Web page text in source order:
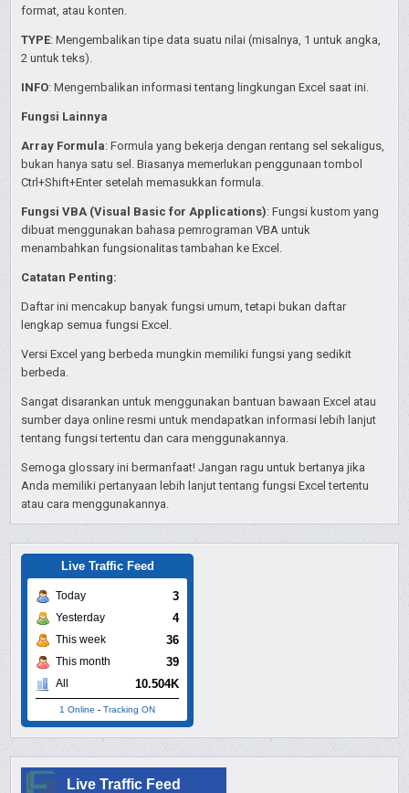
format, atau konten.
TYPE: Mengembalikan tipe data suatu nilai (misalnya, 1 untuk angka,
2 untuk teks).
INFO: Mengembalikan informasi tentang lingkungan Excel saat ini.
Fungsi Lainnya
Array Formula: Formula yang bekerja dengan rentang sel sekaligus,
bukan hanya satu sel. Biasanya memerlukan penggunaan tombol
Ctrl+Shift+Enter setelah memasukkan formula.
Fungsi VBA (Visual Basic for Applications): Fungsi kustom yang
dibuat menggunakan bahasa pemrograman VBA untuk
menambahkan fungsionalitas tambahan ke Excel.
Catatan Penting:
Daftar ini mencakup banyak fungsi umum, tetapi bukan daftar
lengkap semua fungsi Excel.
Versi Excel yang berbeda mungkin memiliki fungsi yang sedikit
berbeda.
Sangat disarankan untuk menggunakan bantuan bawaan Excel atau
sumber daya online resmi untuk mendapatkan informasi lebih lanjut
tentang fungsi tertentu dan cara menggunakannya.
Semoga glossary ini bermanfaat! Jangan ragu untuk bertanya jika
Anda memiliki pertanyaan lebih lanjut tentang fungsi Excel tertentu
atau cara menggunakannya.
Live Traffic Feed
Today 3
Yesterday 4
This week 36
This month 39
All 10.504K
1 Online -Tracking ON
Live Traffic Feed